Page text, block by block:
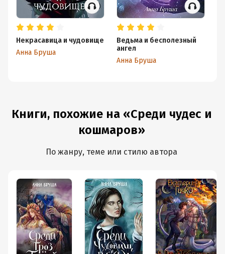
первый взгляд, потому что ярко чувствуется та самая
общая ниточка, что их объединяет.
Я в восторге от финала этой части и с предвкушением
Некрасавица и чудовище
Анна Бруша
Ведьма и бесполезный
ангел
Анна Бруша
Книги, похожие на «Среди чудес и
кошмаров»
По жанру, теме или стилю автора